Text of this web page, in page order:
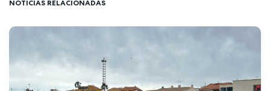
NOTICIAS RELACIONADAS